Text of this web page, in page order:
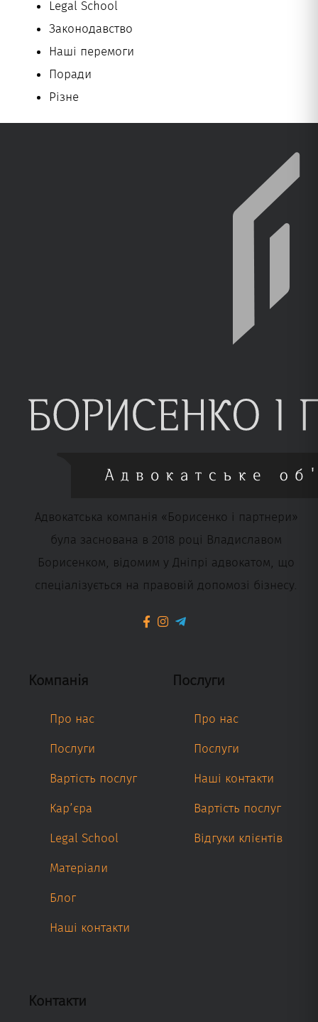
Legal School
Законодавство
Наші перемоги
Поради
Різне
Адвокатська компанія «Борисенко і партнери»
була заснована в 2018 році Владиславом
Борисенком, відомим у Дніпрі адвокатом, що
спеціалізується на правовій допомозі бізнесу.
Компанія
Про нас
Послуги
Вартість послуг
Кар’єра
Legal School
Матеріали
Блог
Наші контакти
Послуги
Про нас
Послуги
Наші контакти
Вартість послуг
Відгуки клієнтів
Контакти